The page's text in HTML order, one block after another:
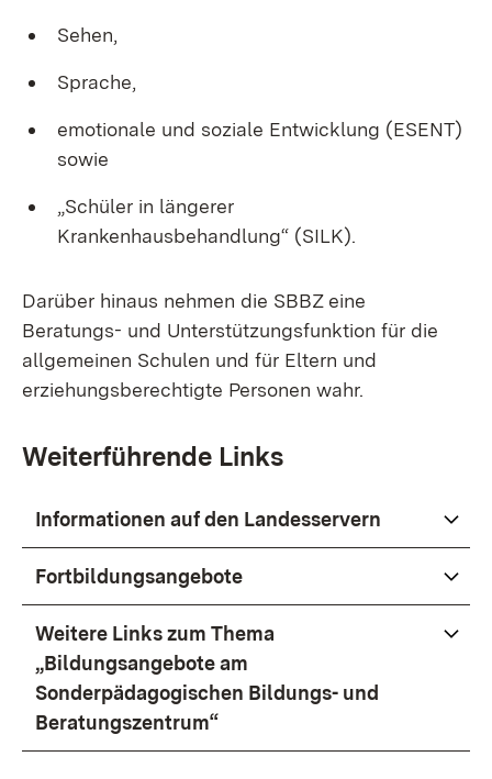
Sehen,
Sprache,
emotionale und soziale Entwicklung (ESENT)
sowie
„Schüler in längerer
Krankenhausbehandlung“ (SILK).
Darüber hinaus nehmen die SBBZ eine
Beratungs- und Unterstützungsfunktion für die
allgemeinen Schulen und für Eltern und
erziehungsberechtigte Personen wahr.
Weiterführende Links
Informationen auf den Landesservern
Fortbildungsangebote
Weitere Links zum Thema
„Bildungsangebote am
Sonderpädagogischen Bildungs- und
Beratungszentrum“